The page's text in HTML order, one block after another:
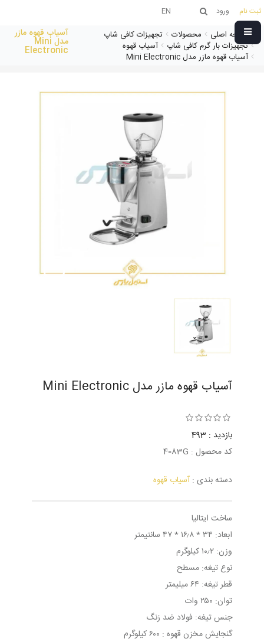
ثبت نام ورود EN
صفحه اصلی محصولات
تجهیزات کافی شاپ
تجهیزات بار گرم کافی شاپ
آسیاب قهوه
آسیاب قهوه مازر مدل Mini Electronic
آسیاب قهوه مازر
مدل Mini
Electronic
آسیاب قهوه مازر مدل Mini Electronic
بازدید : 493
کد محصول : 4083G
دسته بندی :آسیاب قهوه
ساخت ایتالیا
ابعاد: ۳۴ * ۱۶٫۸ * ۴۷ سانتیمتر
وزن: ۱۰٫۲ کیلوگرم
نوع تیغه: مسطح
قطر تیغه: ۶۴ میلیمتر
توان: ۲۵۰ وات
جنس تیغه: فولاد ضد زنگ
گنجایش مخزن قهوه : ۶۰۰ کیلوگرم